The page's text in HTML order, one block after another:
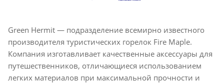
Green Hermit — подразделение всемирно известного
производителя туристических горелок Fire Maple.
Компания изготавливает качественные аксессуары для
путешественников, отличающиеся использованием
легких материалов при максимальной прочности и